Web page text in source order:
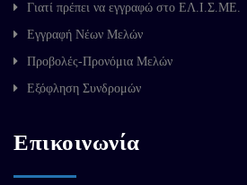
Γιατί πρέπει να εγγραφώ στο ΕΛ.Ι.Σ.ΜΕ.
Εγγραφή Νέων Μελών
Προβολές-Προνόμια Μελών
Εξόφληση Συνδρομών
Επικοινωνία